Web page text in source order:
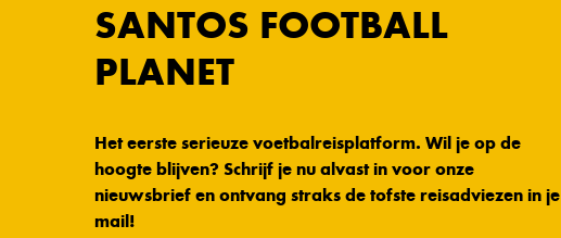
SANTOS FOOTBALL
PLANET
Het eerste serieuze voetbalreisplatform. Wil je op de
hoogte blijven? Schrijf je nu alvast in voor onze
nieuwsbrief en ontvang straks de tofste reisadviezen in je
mail!